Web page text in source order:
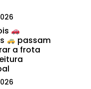
passam
a frota